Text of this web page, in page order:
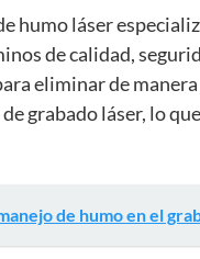
humo láser
de calidad,
eliminar de
grabado láser, lo
de humo en el